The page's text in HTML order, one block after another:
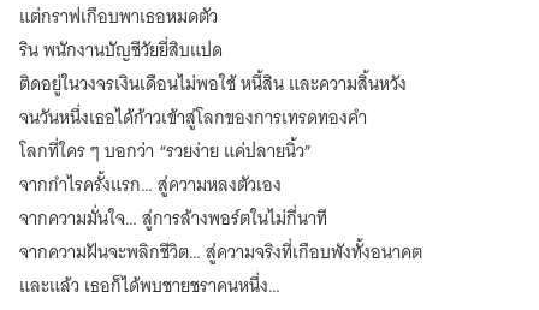
แต่กราฟเกือบพาเธอหมดตัว
ริน พนักงานบัญชีวัยยี่สิบแปด
ติดอยู่ในวงจรเงินเดือนไม่พอใช้ หนี้สิน และความสิ้นหวัง
จนวันหนึ่งเธอได้ก้าวเข้าสู่โลกของการเทรดทองคำ
โลกที่ใคร ๆ บอกว่า “รวยง่าย แค่ปลายนิ้ว”
จากกำไรครั้งแรก… สู่ความหลงตัวเอง
จากความมั่นใจ… สู่การล้างพอร์ตในไม่กี่นาที
จากความฝันจะพลิกชีวิต… สู่ความจริงที่เกือบพังทั้งอนาคต
และแล้ว เธอก็ได้พบชายชราคนหนึ่ง